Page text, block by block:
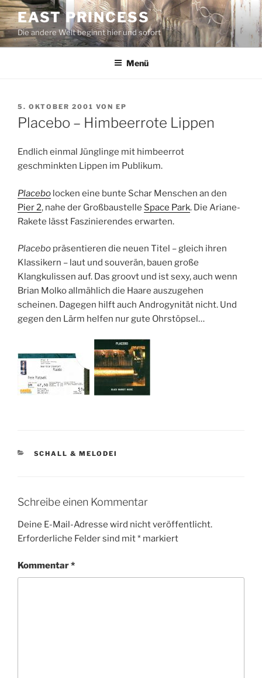
Zum
Inhalt
springen
EAST PRINCESS
Die andere Welt beginnt hier und sofort
Menü
VERÖFFENTLICHT
AM
5. OKTOBER 2001 VON EP
Placebo – Himbeerrote Lippen
Endlich einmal Jünglinge mit himbeerrot
geschminkten Lippen im Publikum.
Placebo locken eine bunte Schar Menschen an den
Pier 2, nahe der Großbaustelle Space Park. Die Ariane-
Rakete lässt Faszinierendes erwarten.
Placebo präsentieren die neuen Titel – gleich ihren
Klassikern – laut und souverän, bauen große
Klangkulissen auf. Das groovt und ist sexy, auch wenn
Brian Molko allmählich die Haare auszugehen
scheinen. Dagegen hilft auch Androgynität nicht. Und
gegen den Lärm helfen nur gute Ohrstöpsel…
KATEGORIEN
SCHALL & MELODEI
Schreibe einen Kommentar
Deine E-Mail-Adresse wird nicht veröffentlicht.
Erforderliche Felder sind mit* markiert
Kommentar*